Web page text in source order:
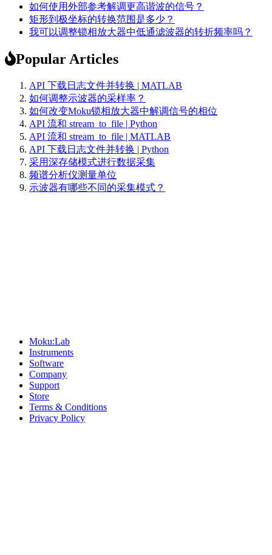
如何使用外部参考解调更高谐波的信号？
矩形到极坐标的转换范围是多少？
我可以调整锁相放大器中低通滤波器的转折频率吗？
Popular Articles
API 下载日志文件并转换 | MATLAB
如何调整示波器的采样率？
如何改变Moku锁相放大器中解调信号的相位
API 流和 stream_to_file | Python
API 流和 stream_to_file | MATLAB
API 下载日志文件并转换 | Python
采用深存储模式进行数据采集
频谱分析仪测量单位
示波器有哪些不同的采集模式？
Moku:Lab
Instruments
Software
Company
Support
Store
Terms & Conditions
Privacy Policy